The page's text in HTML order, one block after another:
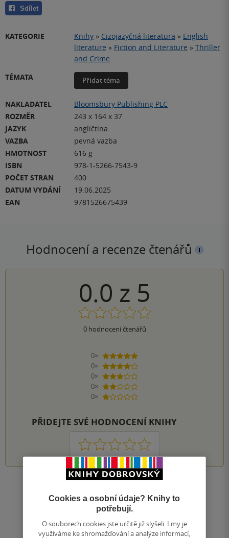
Sdílet
KATEGORIE Knihy » Cizojazyčná literatura » English
literature » Fiction and Literature » Thriller
and Crime
TÉMATA
Přidat téma
NAKLADATEL
Bloomsbury Publishing PLC
ROZMĚR
243 x 164 x 37
JAZYK
angličtina
VAZBA
pevná vazba
HMOTNOST
616 g
ISBN
978-1-5266-7543-9
POČET STRAN
400
DATUM VYDÁNÍ
19.06.2025
EAN
9781526675439
Hodnocení a recenze čtenářů
0.0 z 5
0hodnocení čtenářů
0×
5 hvězdiček
0×
4 hvězdičky
0×
3 hvězdičky
0×
2 hvězdičky
0×
1 hvezdička
PŘIDEJTE SVÉ HODNOCENÍ KNIHY
1 2 3 4 5
Přidat hodnocení
Cookies a osobní údaje? Knihy to
potřebují.
O souborech cookies jste určitě již slyšeli. I my je
využíváme ke shromažďování a analýze informací,